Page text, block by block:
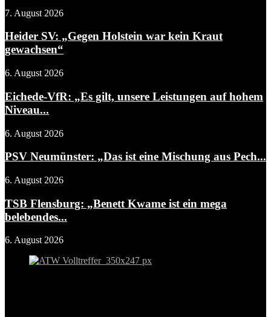
7. August 2026
Heider SV: „Gegen Holstein war kein Kraut
gewachsen“
6. August 2026
Eichede-VfR: „Es gilt, unsere Leistungen auf hohem
Niveau...
6. August 2026
PSV Neumünster: „Das ist eine Mischung aus Pech...
6. August 2026
TSB Flensburg: „Benett Kwame ist ein mega
belebendes...
6. August 2026